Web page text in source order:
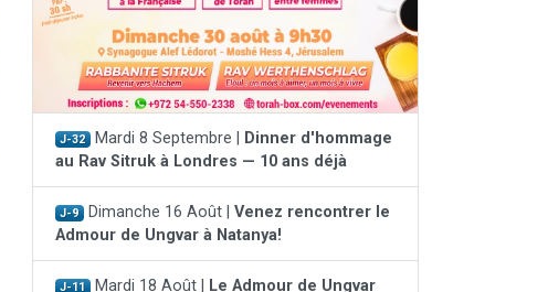
J-32 Mardi 8 Septembre |
Dinner d'hommage
au Rav Sitruk à Londres — 10 ans déjà
J-9 Dimanche 16 Août | Venez rencontrer le
Admour de Ungvar à Natanya!
J-11 Mardi 18 Août |
Le Admour de Ungvar